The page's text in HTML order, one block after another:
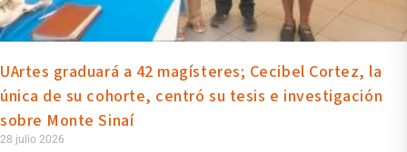
UArtes graduará a 42 magísteres; Cecibel Cortez, la
única de su cohorte, centró su tesis e investigación
sobre Monte Sinaí
28 julio 2026